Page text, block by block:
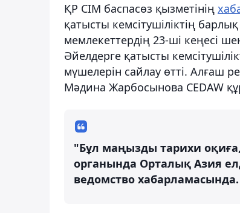
ҚР СІМ баспасөз қызметінің
қатысты кемсітушіліктің
мемлекеттердің 23-ші кеңесі
Әйелдерге қатысты
мүшелерін сайлау өтті. Алғаш
Мәдина Жарбосынова CEDAW
"Бұл маңызды тарихи
органында Орталық Азия
ведомство хабарламасында.